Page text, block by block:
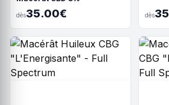
dès35.00€ dès